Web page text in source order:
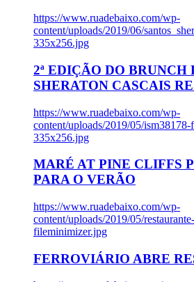
https://www.ruadebaixo.com/wp-
content/uploads/2019/06/
335x256.jpg
2ª EDIÇÃO DO BRUNCH
SHERATON CASCAIS
https://www.ruadebaixo.com/wp-
content/uploads/2019/05/
335x256.jpg
MARÉ AT PINE CLIFFS
PARA O VERÃO
https://www.ruadebaixo.com/wp-
content/uploads/2019/05/
fileminimizer.jpg
FERROVIÁRIO ABRE